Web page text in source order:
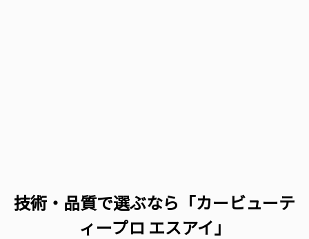
技術・品質で選ぶなら「カービューテ
ィープロ エスアイ」